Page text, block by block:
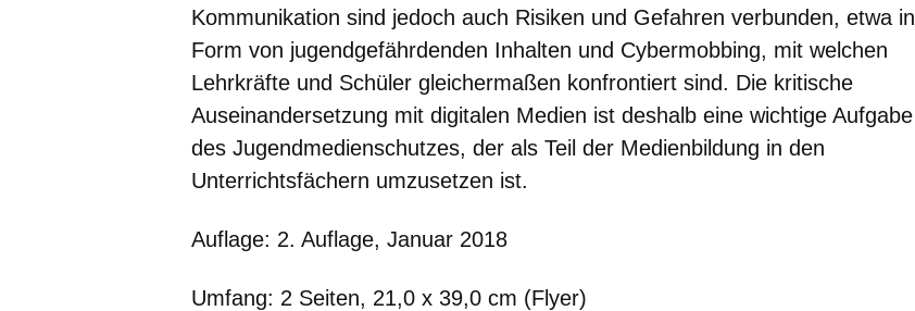
Kommunikation sind jedoch auch Risiken und Gefahren verbunden, etwa in
Form von jugendgefährdenden Inhalten und Cybermobbing, mit welchen
Lehrkräfte und Schüler gleichermaßen konfrontiert sind. Die kritische
Auseinandersetzung mit digitalen Medien ist deshalb eine wichtige Aufgabe
des Jugendmedienschutzes, der als Teil der Medienbildung in den
Unterrichtsfächern umzusetzen ist.
Auflage: 2. Auflage, Januar 2018
Umfang: 2 Seiten, 21,0 x 39,0 cm (Flyer)